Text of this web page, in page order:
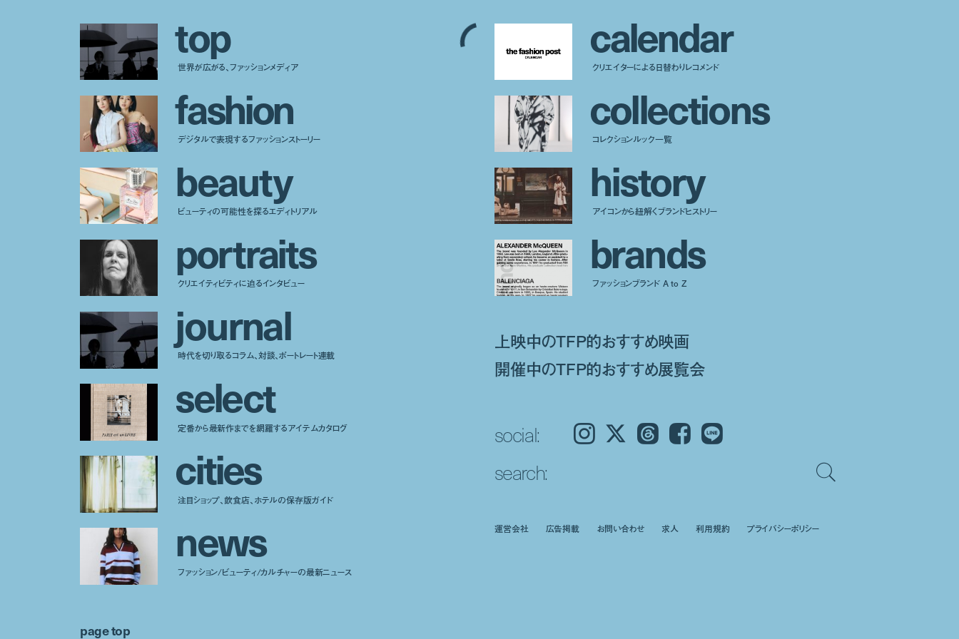
top
世界が広がる、ファッションメディア
fashion
デジタルで表現するファッションストーリー
beauty
ビューティの可能性を探るエディトリアル
portraits
クリエイティビティに迫るインタビュー
journal
時代を切り取るコラム、対談、ポートレート連載
select
定番から最新作までを網羅するアイテムカタログ
cities
注目ショップ、飲食店、ホテルの保存版ガイド
news
ファッション/ビューティ/カルチャーの最新ニュース
calendar
クリエイターによる日替わりレコメンド
collections
コレクションルック一覧
history
アイコンから紐解くブランドヒストリー
brands
ファッションブランド A to Z
上映中のTFP的おすすめ映画
開催中のTFP的おすすめ展覧会
social: Instagram 𝕏 Threads Facebook LINE
search:
運営会社 広告掲載 お問い合わせ 求人 利用規約 プライバシーポリシー
page top